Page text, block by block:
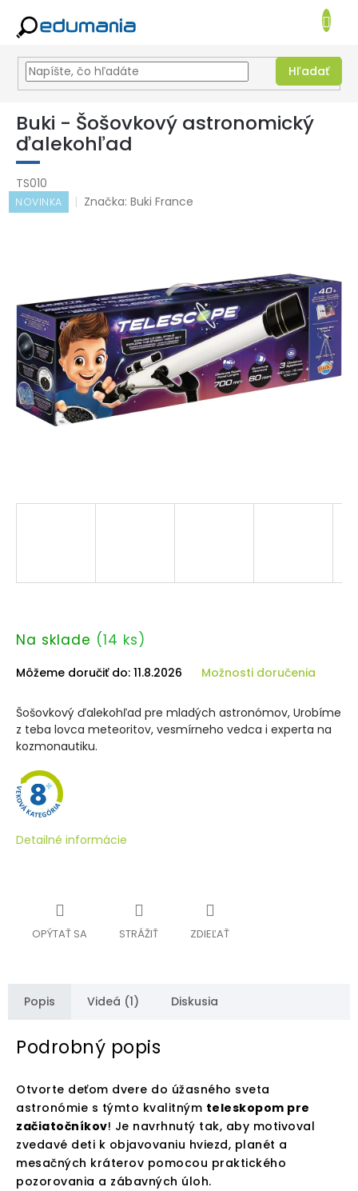
Prejsť
obsah
Hľadať
KOŠÍK
Buki - Šošovkový astronomický
ďalekohľad
TS010
NOVINKA Značka: Buki France
Na sklade (14 ks)
Môžeme doručiť do: 11.8.2026 Možnosti doručenia
Šošovkový ďalekohľad pre mladých astronómov, Urobíme
z teba lovca meteoritov, vesmírneho vedca i experta na
kozmonautiku.
Detailné informácie
OPÝTAŤ SA STRÁŽIŤ ZDIEĽAŤ
Popis Videá (1) Diskusia
Podrobný popis
Otvorte deťom dvere do úžasného sveta
astronómie s týmto kvalitným teleskopom pre
začiatočníkov! Je navrhnutý tak, aby motivoval
zvedavé deti k objavovaniu hviezd, planét a
mesačných kráterov pomocou praktického
pozorovania a zábavných úloh.